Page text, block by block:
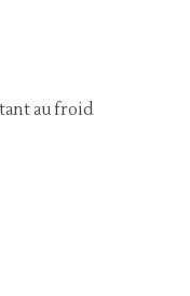
au froid